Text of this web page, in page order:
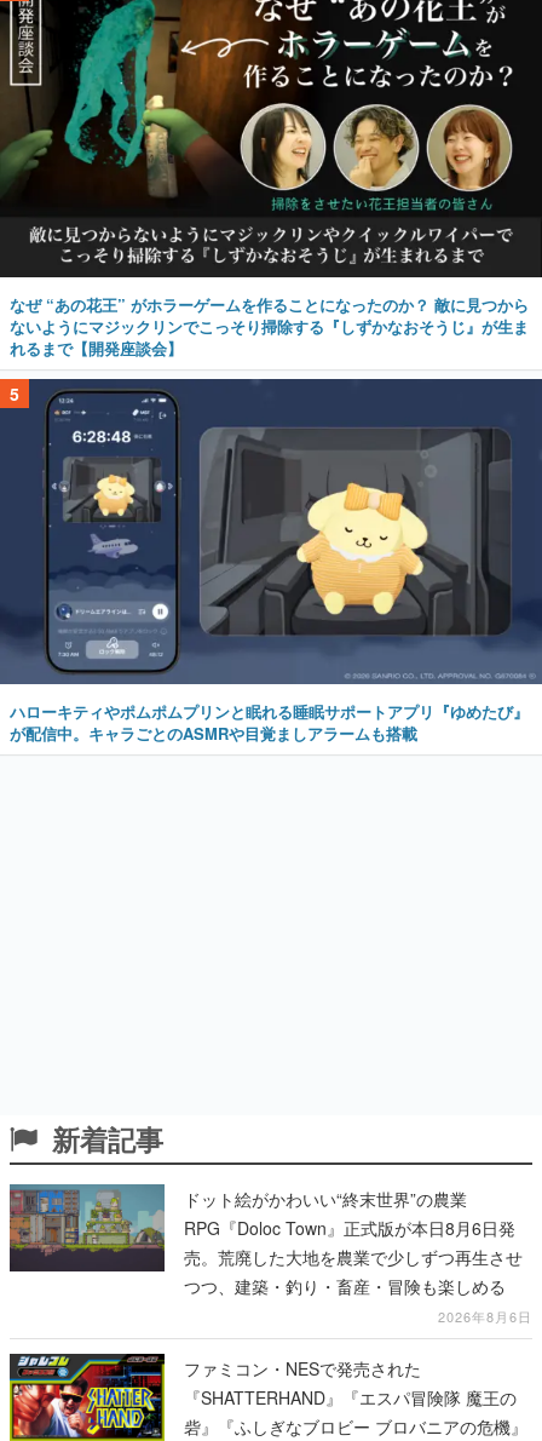
なぜ “あの花王” がホラーゲームを作ることになったのか？ 敵に見つから
ないようにマジックリンでこっそり掃除する『しずかなおそうじ』が生ま
れるまで【開発座談会】
5
ハローキティやポムポムプリンと眠れる睡眠サポートアプリ『ゆめたび』
が配信中。キャラごとのASMRや目覚ましアラームも搭載
新着記事
ドット絵がかわいい“終末世界”の農業
RPG『Doloc Town』正式版が本日8月6日発
売。荒廃した大地を農業で少しずつ再生させ
つつ、建築・釣り・畜産・冒険も楽しめる
2026年8月6日
ファミコン・NESで発売された
『SHATTERHAND』『エスパ冒険隊 魔王の
砦』『ふしぎなブロビー ブロバニアの危機』